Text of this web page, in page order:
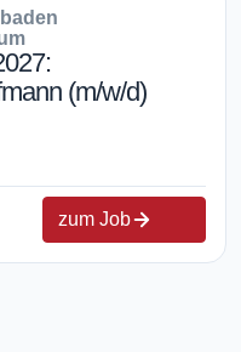
(m/w/d)
zum Job